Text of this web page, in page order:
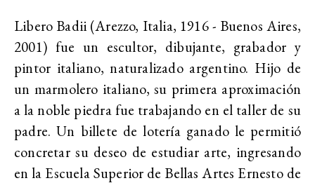
Libero Badii (Arezzo, Italia, 1916 - Buenos Aires,
2001) fue un escultor, dibujante, grabador y
pintor italiano, naturalizado argentino. Hijo de
un marmolero italiano, su primera aproximación
a la noble piedra fue trabajando en el taller de su
padre. Un billete de lotería ganado le permitió
concretar su deseo de estudiar arte, ingresando
en la Escuela Superior de Bellas Artes Ernesto de